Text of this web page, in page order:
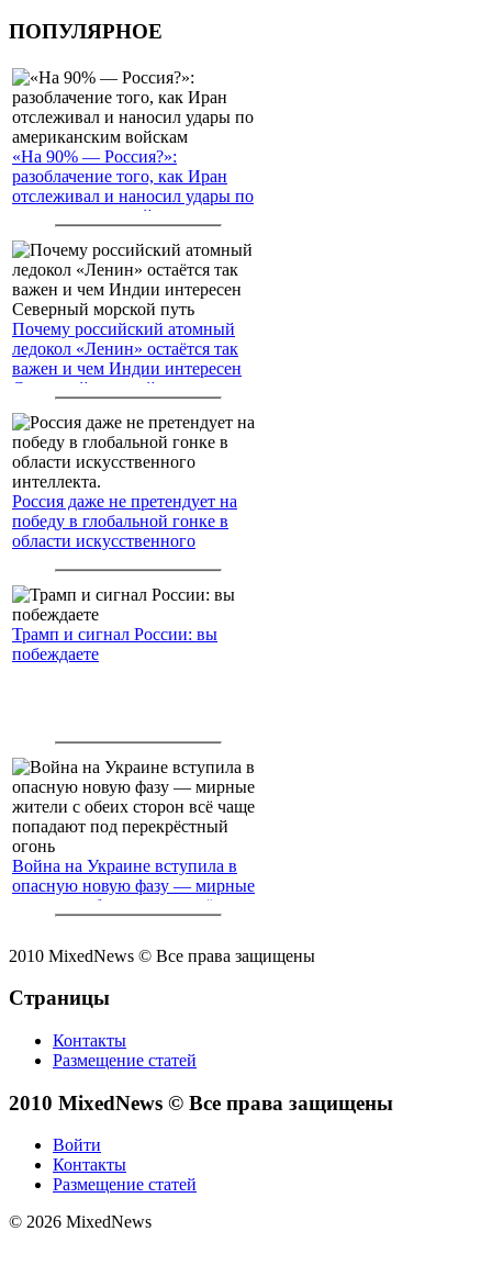
ПОПУЛЯРНОЕ
«На 90% — Россия?»:
разоблачение того, как Иран
отслеживал и наносил удары по
американским войскам
Почему российский атомный
ледокол «Ленин» остаётся так
важен и чем Индии интересен
Северный морской путь
Россия даже не претендует на
победу в глобальной гонке в
области искусственного
Трамп и сигнал России: вы
побеждаете
Война на Украине вступила в
опасную новую фазу — мирные
жители с обеих сторон всё чаще
2010 MixedNews © Все права защищены
Страницы
Контакты
Размещение статей
2010 MixedNews © Все права защищены
Войти
Контакты
Размещение статей
© 2026 MixedNews